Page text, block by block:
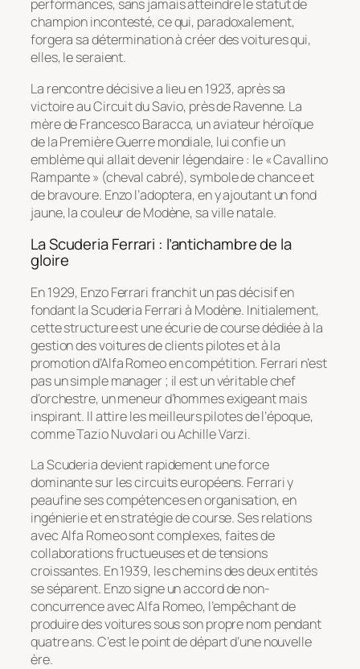
performances, sans jamais atteindre le statut de
champion incontesté, ce qui, paradoxalement,
forgera sa détermination à créer des voitures qui,
elles, le seraient.
La rencontre décisive a lieu en 1923, après sa
victoire au Circuit du Savio, près de Ravenne. La
mère de Francesco Baracca, un aviateur héroïque
de la Première Guerre mondiale, lui confie un
emblème qui allait devenir légendaire : le « Cavallino
Rampante » (cheval cabré), symbole de chance et
de bravoure. Enzo l’adoptera, en y ajoutant un fond
jaune, la couleur de Modène, sa ville natale.
La Scuderia Ferrari : l’antichambre de la
gloire
En 1929, Enzo Ferrari franchit un pas décisif en
fondant la Scuderia Ferrari à Modène. Initialement,
cette structure est une écurie de course dédiée à la
gestion des voitures de clients pilotes et à la
promotion d’Alfa Romeo en compétition. Ferrari n’est
pas un simple manager ; il est un véritable chef
d’orchestre, un meneur d’hommes exigeant mais
inspirant. Il attire les meilleurs pilotes de l’époque,
comme Tazio Nuvolari ou Achille Varzi.
La Scuderia devient rapidement une force
dominante sur les circuits européens. Ferrari y
peaufine ses compétences en organisation, en
ingénierie et en stratégie de course. Ses relations
avec Alfa Romeo sont complexes, faites de
collaborations fructueuses et de tensions
croissantes. En 1939, les chemins des deux entités
se séparent. Enzo signe un accord de non-
concurrence avec Alfa Romeo, l’empêchant de
produire des voitures sous son propre nom pendant
quatre ans. C’est le point de départ d’une nouvelle
ère.